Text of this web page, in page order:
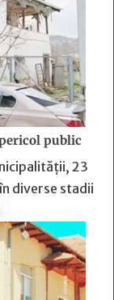
public
23
diverse stadii